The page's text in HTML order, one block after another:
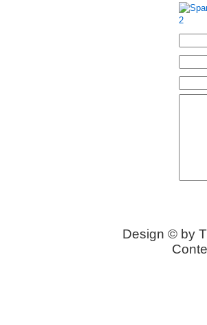
Design © by